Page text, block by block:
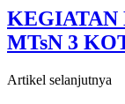
MTsN 3
Artikel selanjutnya